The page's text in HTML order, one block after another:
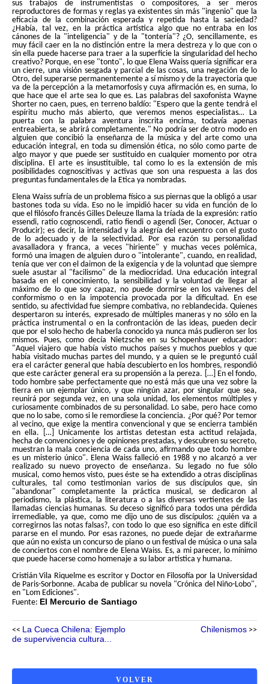
sus trabajos de instrumentistas o compositores, a ser meros
reproductores de formas y reglas ya existentes sin más "ingenio" que la
eficacia de la combinación esperada y repetida hasta la saciedad?
¿Había, tal vez, en la práctica artística algo que no entraba en los
cánones de la "inteligencia" y de la "tontería"? ¿O, sencillamente, es
muy fácil caer en la no distinción entre la mera destreza y lo que con o
sin ella puede hacerse para traer a la superficie la singularidad del hecho
creativo? Porque, en ese "tonto", lo que Elena Waiss quería significar era
un cierre, una visión sesgada y parcial de las cosas, una negación de lo
Otro, del superarse permanentemente a sí mismo y de la trayectoria que
va de la percepción a la metamorfosis y cuya afirmación es, en suma, lo
que hace que el arte sea lo que es. Las palabras del saxofonista Wayne
Shorter no caen, pues, en terreno baldío: "Espero que la gente tendrá el
espíritu mucho más abierto, que veremos menos especialistas… La
puerta con la palabra aventura inscrita encima, todavía apenas
entreabierta, se abrirá completamente." No podría ser de otro modo en
alguien que concibió la enseñanza de la música y del arte como una
educación integral, en toda su dimensión ética, no sólo como parte de
algo mayor y que puede ser sustituido en cualquier momento por otra
disciplina. El arte es insustituible, tal como lo es la extensión de mis
posibilidades cognoscitivas y activas que son una respuesta a las dos
preguntas fundamentales de la Etica ya nombradas.
Elena Waiss sufría de un problema físico a sus piernas que la obligó a usar
bastones toda su vida. Eso no le impidió hacer su vida en función de lo
que el filósofo francés Gilles Deleuze llama la tríada de la expresión: ratio
essendi, ratio cognoscendi, ratio fiendi o agendi (Ser, Conocer, Actuar o
Producir); es decir, la intensidad y la alegría del encuentro con el gusto
de lo adecuado y de la selectividad. Por esa razón su personalidad
avasalladora y franca, a veces "hiriente" y muchas veces polémica,
formó una imagen de alguien duro o "intolerante", cuando, en realidad,
tenía que ver con el daimon de la exigencia y de la voluntad que siempre
suele asustar al "facilismo" de la mediocridad. Una educación integral
basada en el conocimiento, la sensibilidad y la voluntad de llegar al
máximo de lo que soy capaz, no puede dormirse en los vaivenes del
conformismo o en la impotencia provocada por la dificultad. En ese
sentido, su afectividad fue siempre combativa, no reblandecida. Quienes
despertaron su interés, expresado de múltiples maneras y no sólo en la
práctica instrumental o en la confrontación de las ideas, pueden decir
que por el solo hecho de haberla conocido ya nunca más pudieron ser los
mismos. Pues, como decía Nietzsche en su Schopenhauer educador:
"Aquel viajero que había visto muchos países y muchos pueblos y que
había visitado muchas partes del mundo, y a quien se le preguntó cuál
era el carácter general que había descubierto en los hombres, respondió
que este carácter general era su propensión a la pereza. […] En el fondo,
todo hombre sabe perfectamente que no está más que una vez sobre la
tierra en un ejemplar único, y que ningún azar, por singular que sea,
reunirá por segunda vez, en una sola unidad, los elementos múltiples y
curiosamente combinados de su personalidad. Lo sabe, pero hace como
que no lo sabe, como si le remordiese la conciencia. ¿Por qué? Por temor
al vecino, que exige la mentira convencional y que se encierra también
en ella. […] Unicamente los artistas detestan esta actitud relajada,
hecha de convenciones y de opiniones prestadas, y descubren su secreto,
muestran la mala conciencia de cada uno, afirmando que todo hombre
es un misterio único". Elena Waiss falleció en 1988 y no alcanzó a ver
realizado su nuevo proyecto de enseñanza. Su legado no fue sólo
musical, como hemos visto, pues éste se ha extendido a otras disciplinas
culturales, tal como testimonian varios de sus discípulos que, sin
"abandonar" completamente la práctica musical, se dedicaron al
periodismo, la plástica, la literatura o a las diversas vertientes de las
llamadas ciencias humanas. Su deceso significó para todos una pérdida
irremediable, ya que, como me dijo uno de sus discípulos: ¿quién va a
corregirnos las notas falsas?, con todo lo que eso significa en este difícil
pararse en el mundo. Por esas razones, no puede dejar de extrañarme
que aún no exista un concurso de piano o un festival de música o una sala
de conciertos con el nombre de Elena Waiss. Es, a mi parecer, lo mínimo
que puede hacerse como homenaje a su labor artística y humana.
Cristián Vila Riquelme es escritor y Doctor en Filosofía por la Universidad
de Paris-Sorbonne. Acaba de publicar su novela "Crónica del Niño-Lobo",
en "Lom Ediciones".
Fuente: El Mercurio de Santiago
<< La Cueca Chilena: Ejemplo
de supervivencia cultura...
Chilenismos >>